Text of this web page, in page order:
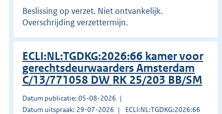
Beslissing op verzet. Niet ontvankelijk.
Overschrijding verzettermijn.
ECLI:NL:TGDKG:2026:66 kamer voor
gerechtsdeurwaarders Amsterdam
C/13/771058 DW RK 25/203 BB/SM
Datum publicatie: 05-08-2026
Datum uitspraak: 29-07-2026
ECLI:NL:TGDKG:2026:66